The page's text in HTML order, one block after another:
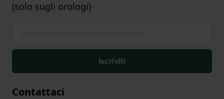
(solo sugli orologi)
Iscriviti
Contattaci